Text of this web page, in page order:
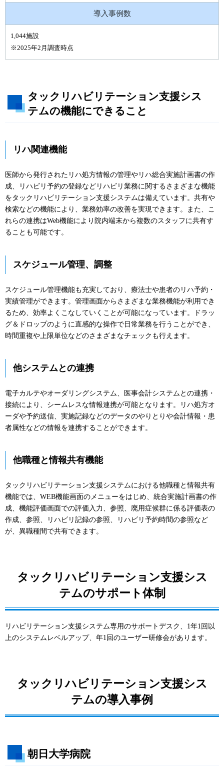
導入事例数
1,044施設
※2025年2月調査時点
タックリハビリテーション支援シス
テムの機能にできること
リハ関連機能
医師から発行されたリハ処方情報の管理やリハ総合実施計画書の作
成、リハビリ予約の登録などリハビリ業務に関するさまざまな機能
をタックリハビリテーション支援システムは備えています。共有や
検索などの機能により、業務効率の改善を実現できます。また、こ
れらの連携はWeb機能により院内端末から複数のスタッフに共有す
ることも可能です。
スケジュール管理、調整
スケジュール管理機能も充実しており、療法士や患者のリハ予約・
実績管理ができます。管理画面からさまざまな業務機能が利用でき
るため、効率よくこなしていくことが可能になっています。ドラッ
グ＆ドロップのように直感的な操作で日常業務を行うことができ、
時間重複や上限単位などのさまざまなチェックも行えます。
他システムとの連携
電子カルテやオーダリングシステム、医事会計システムとの連携・
接続により、シームレスな情報連携が可能となります。リハ処方オ
ーダや予約送信、実施記録などのデータのやりとりや会計情報・患
者属性などの情報を連携することができます。
他職種と情報共有機能
タックリハビリテーション支援システムにおける他職種と情報共有
機能では、WEB機能画面のメニューをはじめ、統合実施計画書の作
成、機能評価画面での評価入力、参照、廃用症候群に係る評価表の
作成、参照、リハビリ記録の参照、リハビリ予約時間の参照など
が、異職種間で共有できます。
タックリハビリテーション支援シス
テムのサポート体制
リハビリテーション支援システム専用のサポートデスク、1年1回以
上のシステムレベルアップ、年1回のユーザー研修会があります。
タックリハビリテーション支援シス
テムの導入事例
朝日大学病院